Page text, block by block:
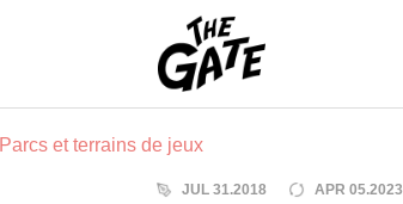
Parcs et terrains de jeux
JUL 31.2018 APR 05.2023